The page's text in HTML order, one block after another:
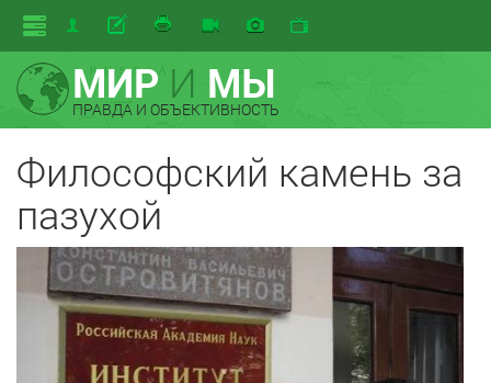
МИРИ МЫ
ПРАВДА И ОБЪЕКТИВНОСТЬ
Философский камень за
пазухой